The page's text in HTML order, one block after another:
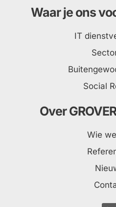
Waar je ons
IT
Social
Over
Wie